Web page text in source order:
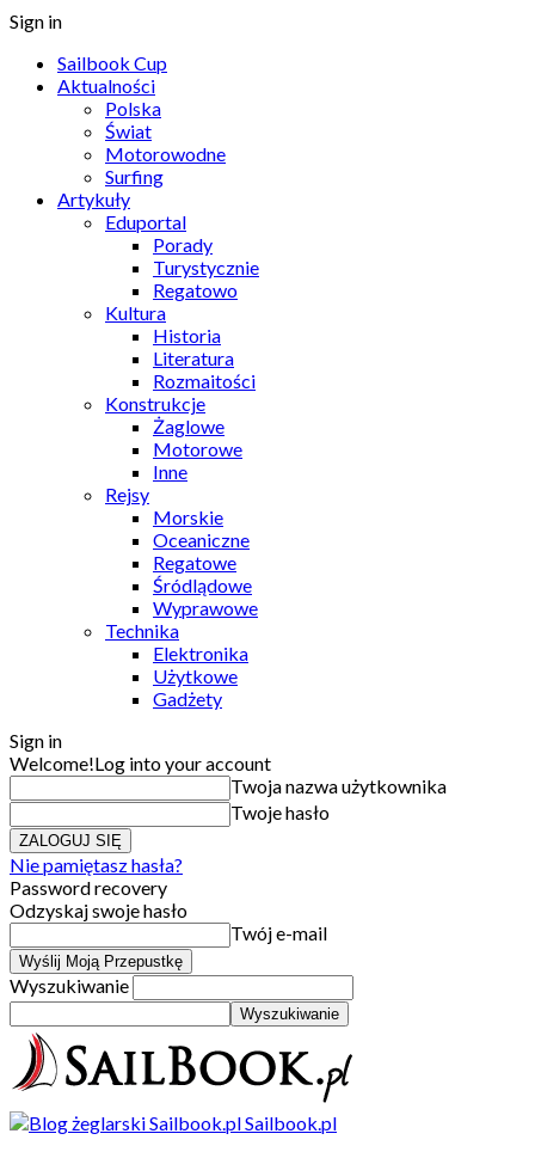
Sign in
Sailbook Cup
Aktualności
Polska
Świat
Motorowodne
Surfing
Artykuły
Eduportal
Porady
Turystycznie
Regatowo
Kultura
Historia
Literatura
Rozmaitości
Konstrukcje
Żaglowe
Motorowe
Inne
Rejsy
Morskie
Oceaniczne
Regatowe
Śródlądowe
Wyprawowe
Technika
Elektronika
Użytkowe
Gadżety
Sign in
Welcome!Log into your account
Twoja nazwa użytkownika
Twoje hasło
Nie pamiętasz hasła?
Password recovery
Odzyskaj swoje hasło
Twój e-mail
Wyszukiwanie
Sailbook.pl